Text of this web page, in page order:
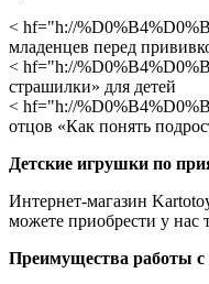
< hf="h://
младенцев перед
< hf="h://
страшилки» для детей
< hf="h://
отцов «Как понять
Детские игрушки по
Интернет-магазин
можете приобрести у нас
Преимущества работы с